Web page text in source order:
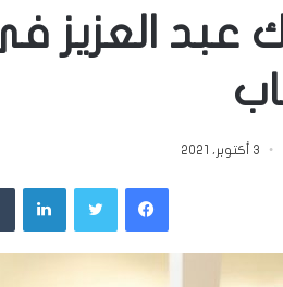
عبد العزيز
3 أكتوبر، 2021
فيسبوكتويتر